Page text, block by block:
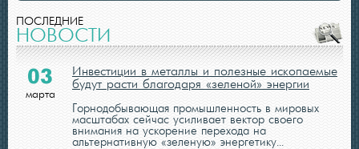
ПОСЛЕДНИЕ
НОВОСТИ
03
марта
Инвестиции в металлы и полезные ископаемые
будут расти благодаря «зеленой» энергии
Горнодобывающая промышленность в мировых
масштабах сейчас усиливает вектор своего
внимания на ускорение перехода на
альтернативную «зеленую» энергетику...